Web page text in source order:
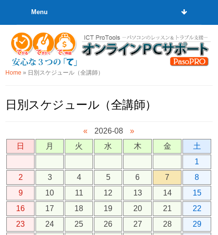
Menu
Home » 日別スケジュール（全講師）
日別スケジュール（全講師）
« 2026-08
»
日
月 火 水 木 金
土
1
2
3 4 5 6 7
8
9
10 11 12 13 14
15
16
17 18 19 20 21
22
23
24 25 26 27 28
29